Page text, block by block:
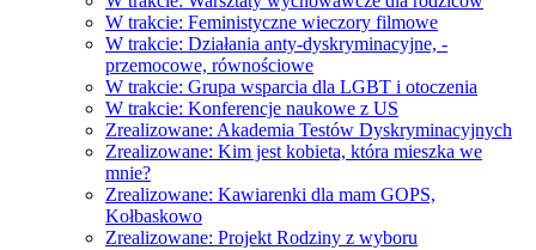
W trakcie: Feministyczne wieczory filmowe
W trakcie: Działania anty-dyskryminacyjne, -
przemocowe, równościowe
W trakcie: Grupa wsparcia dla LGBT i otoczenia
W trakcie: Konferencje naukowe z US
Zrealizowane: Akademia Testów Dyskryminacyjnych
Zrealizowane: Kim jest kobieta, która mieszka we
mnie?
Zrealizowane: Kawiarenki dla mam GOPS,
Kołbaskowo
Zrealizowane: Projekt Rodziny z wyboru